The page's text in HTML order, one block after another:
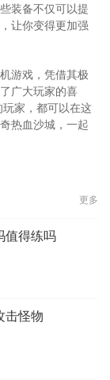
装备不仅可以提
让你变得更加强
游戏，凭借其极
广大玩家的喜
家，都可以在这
热血沙城，一起
更多
值得练吗
击怪物